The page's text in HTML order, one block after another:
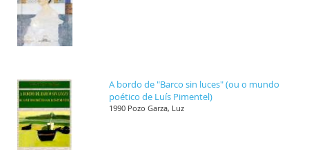
A bordo de "Barco sin luces" (ou o mundo
poético de Luís Pimentel)
1990 Pozo Garza, Luz